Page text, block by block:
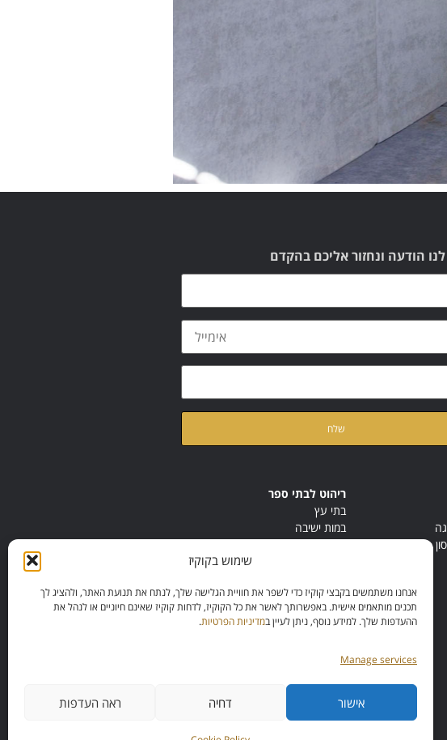
שימוש בקוקיז
אנחנו משתמשים בקבצי קוקיז כדי לשפר את חוויית הגלישה שלך, לנתח את תנועת האתר, ולהציג לך
תכנים מותאמים אישית. באפשרותך לאשר את כל הקוקיז, לדחות קוקיז שאינם חיוניים או לנהל את
ההעדפות שלך. למידע נוסף, ניתן לעיין במדיניות הפרטיות.
Manage services
אישור דחיה ראה העדפות
הודעה ונחזור אליכם בהקדם
מדיניות הפרטיות
ריהוט לבתי ספר
בתי עץ
במות ישיבה
ריהוט לחדרי מורים